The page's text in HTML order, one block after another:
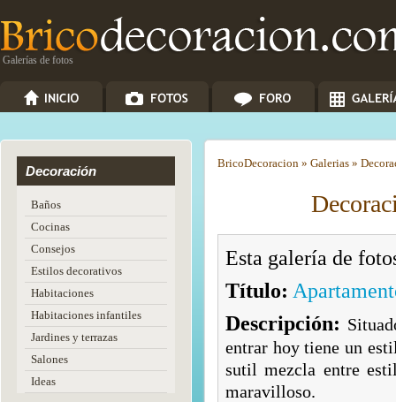
Galerías de fotos
Decoración
Baños
Cocinas
Consejos
Estilos decorativos
Habitaciones
Habitaciones infantiles
Jardines y terrazas
Salones
Ideas
BricoDecoracion » Galerias »
Esta galería de
Título:
Descripción:
entrar hoy tiene un
sutil mezcla entre
maravilloso.